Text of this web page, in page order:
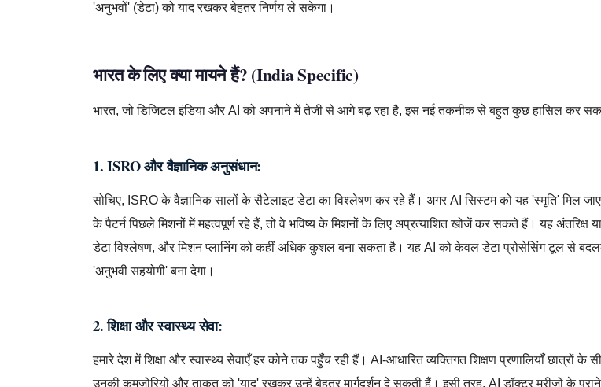
'अनुभवों' (डेटा) को याद रखकर बेहतर निर्णय ले सकेगा।
भारत के लिए क्या मायने हैं? (India Specific)
भारत, जो डिजिटल इंडिया और AI को अपनाने में तेजी से आगे बढ़ रहा है, इस नई तकनीक से बहुत कुछ हासिल कर
1. ISRO और वैज्ञानिक अनुसंधान:
सोचिए, ISRO के वैज्ञानिक सालों के सैटेलाइट डेटा का विश्लेषण कर रहे हैं। अगर AI सिस्टम को यह 'स्मृति' मिल
के पैटर्न पिछले मिशनों में महत्वपूर्ण रहे हैं, तो वे भविष्य के मिशनों के लिए अप्रत्याशित खोजें कर सकते हैं। यह अंतरिक्ष
डेटा विश्लेषण, और मिशन प्लानिंग को कहीं अधिक कुशल बना सकता है। यह AI को केवल डेटा प्रोसेसिंग टूल से
'अनुभवी सहयोगी' बना देगा।
2. शिक्षा और स्वास्थ्य सेवा:
हमारे देश में शिक्षा और स्वास्थ्य सेवाएँ हर कोने तक पहुँच रही हैं। AI-आधारित व्यक्तिगत शिक्षण प्रणालियाँ छात्रों के
उनकी कमजोरियों और ताकत को 'याद' रखकर उन्हें बेहतर मार्गदर्शन दे सकती हैं। इसी तरह, AI डॉक्टर मरीजों के